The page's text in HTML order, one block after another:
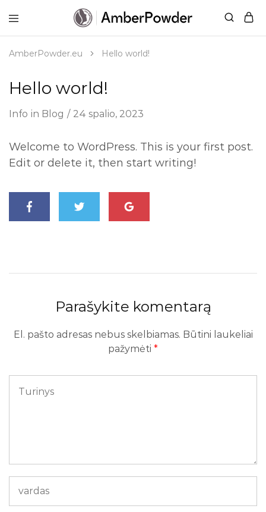
AmberPowder.eu
sprendimas
AmberPowder.eu Hello world!
Hello world!
Info in Blog 24 spalio, 2023
Welcome to WordPress. This is your first post.
Edit or delete it, then start writing!
Parašykite komentarą
El. pašto adresas nebus skelbiamas. Būtini laukeliai
pažymėti *